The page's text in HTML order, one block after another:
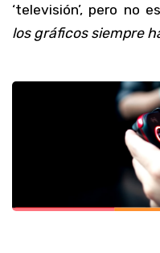
‘televisión’, pero no
los gráficos siempre